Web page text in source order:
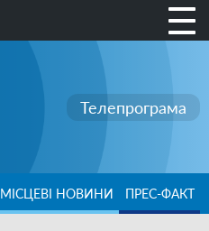
Телепрограма
МІСЦЕВІ НОВИНИ ПРЕС-ФАКТ